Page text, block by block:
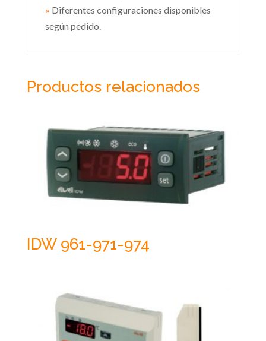
» Diferentes configuraciones disponibles
según pedido.
Productos relacionados
IDW 961-971-974